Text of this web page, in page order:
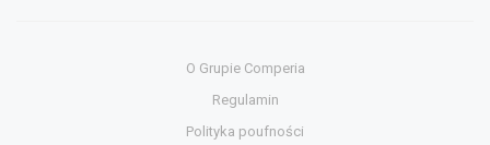
O Grupie Comperia
Regulamin
Polityka poufności